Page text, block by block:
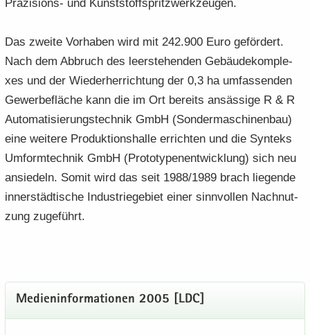
Präzisions-​ und Kunst­stoff­spritz­werk­zeu­gen.
Das zwei­te Vor­ha­ben wird mit 242.900 Euro ge­för­dert.
Nach dem Ab­bruch des leer­ste­hen­den Ge­bäu­de­kom­ple­
xes und der Wie­der­her­rich­tung der 0,3 ha um­fas­sen­den
Ge­wer­be­flä­che kann die im Ort be­reits an­säs­si­ge R & R
Au­to­ma­ti­sie­rungs­tech­nik GmbH (Son­der­ma­schi­nen­bau)
eine wei­te­re Pro­duk­ti­ons­hal­le er­rich­ten und die Syn­teks
Um­form­tech­nik GmbH (Pro­to­ty­pen­ent­wick­lung) sich neu
an­sie­deln. Somit wird das seit 1988/1989 brach lie­gen­de
in­ner­städ­ti­sche In­dus­trie­ge­biet einer sinn­vol­len Nach­nut­
zung zu­ge­führt.
Me­di­en­in­for­ma­tio­nen 2005 [LDC]